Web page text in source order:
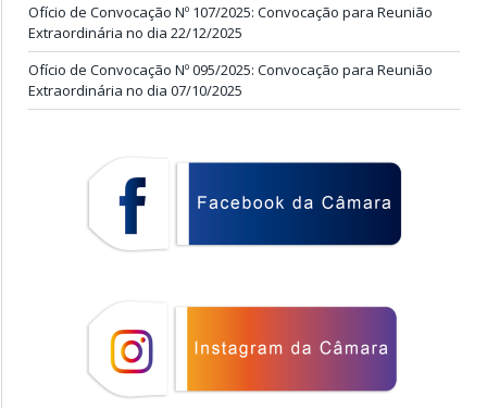
Ofício de Convocação Nº 107/2025: Convocação para Reunião
Extraordinária no dia 22/12/2025
Ofício de Convocação Nº 095/2025: Convocação para Reunião
Extraordinária no dia 07/10/2025